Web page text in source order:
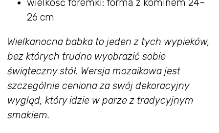
wielkość foremki: forma z kominem 24–
26 cm
Wielkanocna babka to jeden z tych wypieków,
bez których trudno wyobrazić sobie
świąteczny stół. Wersja mozaikowa jest
szczególnie ceniona za swój dekoracyjny
wygląd, który idzie w parze z tradycyjnym
smakiem.